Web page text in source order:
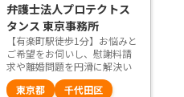
弁護士法人プロテクトス
タンス 東京事務所
【有楽町駅徒歩1分】お悩みと
ご希望をお伺いし、慰謝料請
求や離婚問題を円滑に解決い
たします
東京都 千代田区